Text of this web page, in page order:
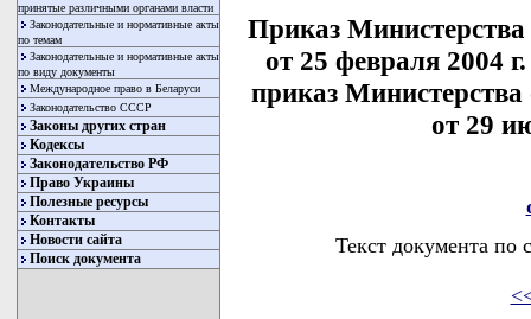
принятые различными органами власти
Законодательные и нормативные акты
по темам
Законодательные и нормативные акты
по виду документы
Международное право в Беларуси
Законодательство СССР
Законы других стран
Кодексы
Законодательство РФ
Право Украины
Полезные ресурсы
Контакты
Новости сайта
Поиск документа
Приказ
от 25 февраля 2004
приказ
от 29
Текст документа по